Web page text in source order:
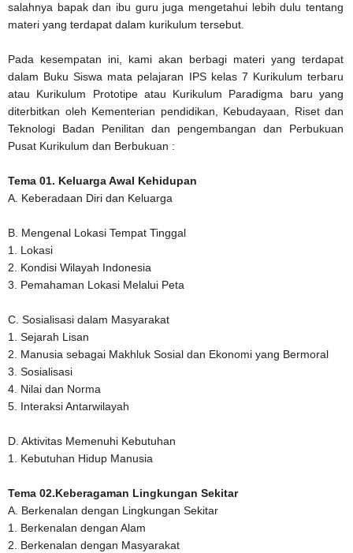
salahnya bapak dan ibu guru juga mengetahui lebih dulu tentang
materi yang terdapat dalam kurikulum tersebut.
Pada kesempatan ini, kami akan berbagi materi yang terdapat
dalam Buku Siswa mata pelajaran IPS kelas 7 Kurikulum terbaru
atau Kurikulum Prototipe atau Kurikulum Paradigma baru yang
diterbitkan oleh Kementerian pendidikan, Kebudayaan, Riset dan
Teknologi Badan Penilitan dan pengembangan dan Perbukuan
Pusat Kurikulum dan Berbukuan :
Tema 01. Keluarga Awal Kehidupan
A. Keberadaan Diri dan Keluarga
B. Mengenal Lokasi Tempat Tinggal
1. Lokasi
2. Kondisi Wilayah Indonesia
3. Pemahaman Lokasi Melalui Peta
C. Sosialisasi dalam Masyarakat
1. Sejarah Lisan
2. Manusia sebagai Makhluk Sosial dan Ekonomi yang Bermoral
3. Sosialisasi
4. Nilai dan Norma
5. Interaksi Antarwilayah
D. Aktivitas Memenuhi Kebutuhan
1. Kebutuhan Hidup Manusia
Tema 02.Keberagaman Lingkungan Sekitar
A. Berkenalan dengan Lingkungan Sekitar
1. Berkenalan dengan Alam
2. Berkenalan dengan Masyarakat